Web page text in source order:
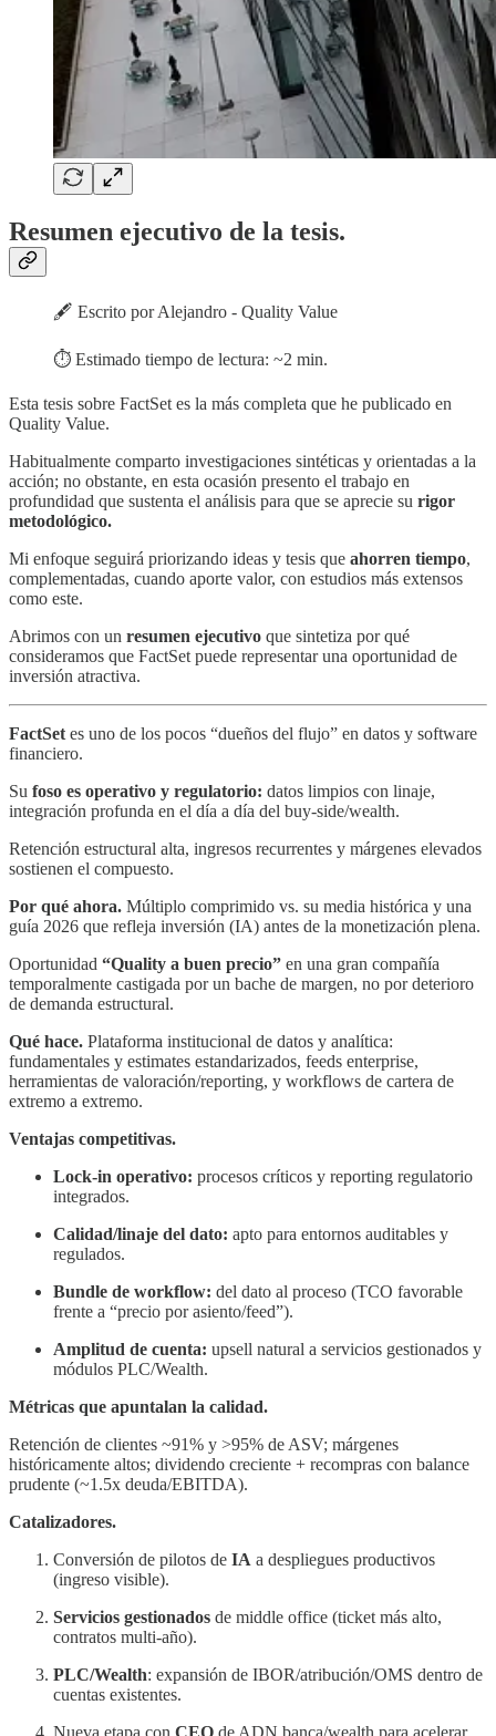
Resumen ejecutivo de la tesis.
🖋️ Escrito por Alejandro - Quality Value
⏱️ Estimado tiempo de lectura: ~2 min.
Esta tesis sobre FactSet es la más completa que he publicado en
Quality Value.
Habitualmente comparto investigaciones sintéticas y orientadas a la
acción; no obstante, en esta ocasión presento el trabajo en
profundidad que sustenta el análisis para que se aprecie su rigor
metodológico.
Mi enfoque seguirá priorizando ideas y tesis que ahorren tiempo,
complementadas, cuando aporte valor, con estudios más extensos
como este.
Abrimos con un resumen ejecutivo que sintetiza por qué
consideramos que FactSet puede representar una oportunidad de
inversión atractiva.
FactSet es uno de los pocos “dueños del flujo” en datos y software
financiero.
Su foso es operativo y regulatorio: datos limpios con linaje,
integración profunda en el día a día del buy-side/wealth.
Retención estructural alta, ingresos recurrentes y márgenes elevados
sostienen el compuesto.
Por qué ahora. Múltiplo comprimido vs. su media histórica y una
guía 2026 que refleja inversión (IA) antes de la monetización plena.
Oportunidad “Quality a buen precio” en una gran compañía
temporalmente castigada por un bache de margen, no por deterioro
de demanda estructural.
Qué hace. Plataforma institucional de datos y analítica:
fundamentales y estimates estandarizados, feeds enterprise,
herramientas de valoración/reporting, y workflows de cartera de
extremo a extremo.
Ventajas competitivas.
Lock-in operativo: procesos críticos y reporting regulatorio
integrados.
Calidad/linaje del dato: apto para entornos auditables y
regulados.
Bundle de workflow: del dato al proceso (TCO favorable
frente a “precio por asiento/feed”).
Amplitud de cuenta: upsell natural a servicios gestionados y
módulos PLC/Wealth.
Métricas que apuntalan la calidad.
Retención de clientes ~91% y >95% de ASV; márgenes
históricamente altos; dividendo creciente + recompras con balance
prudente (~1.5x deuda/EBITDA).
Catalizadores.
Conversión de pilotos de IA a despliegues productivos
(ingreso visible).
Servicios gestionados de middle office (ticket más alto,
contratos multi-año).
PLC/Wealth: expansión de IBOR/atribución/OMS dentro de
cuentas existentes.
Nueva etapa con CEO de ADN banca/wealth para acelerar